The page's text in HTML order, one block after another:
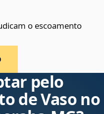
o escoamento
pelo
de Vaso no